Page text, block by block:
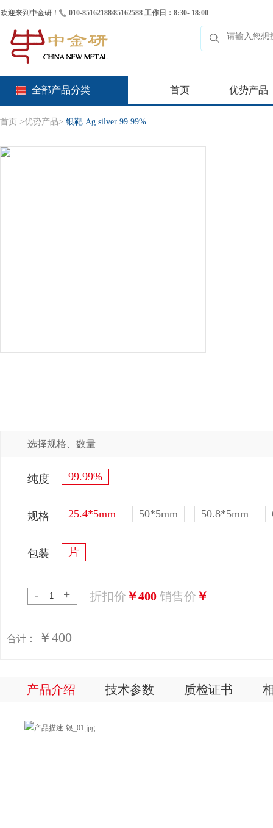
欢迎来到中金研！ 010-85162188/85162588 工作日：8:30- 18:00
全部产品分类 首页 优势产品
首页 >优势产品> 银靶 Ag silver 99.99%
选择规格、数量
纯度 99.99%
规格 25.4*5mm 50*5mm 50.8*5mm
包装 片
- + 折扣价 ￥400 销售价 ￥
合计： ￥400
产品介绍 技术参数 质检证书